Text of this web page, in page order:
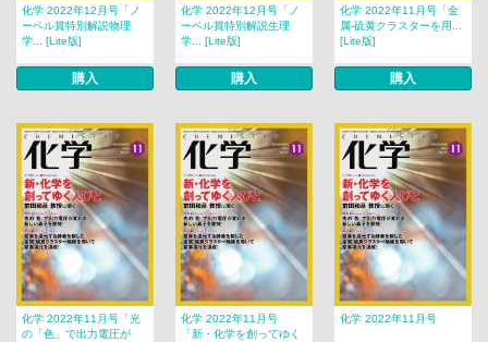
化学 2022年12月号「ノ
ーベル賞特別解説物理
学... [Lite版]
購入
化学 2022年12月号「ノ
ーベル賞特別解説生理
学... [Lite版]
購入
化学 2022年11月号「金
属-硫黄クラスターを用...
[Lite版]
購入
化学 2022年11月号「光
の「色」で出力電圧が
化学 2022年11月号
「新・化学を創ってゆく
化学 2022年11月号